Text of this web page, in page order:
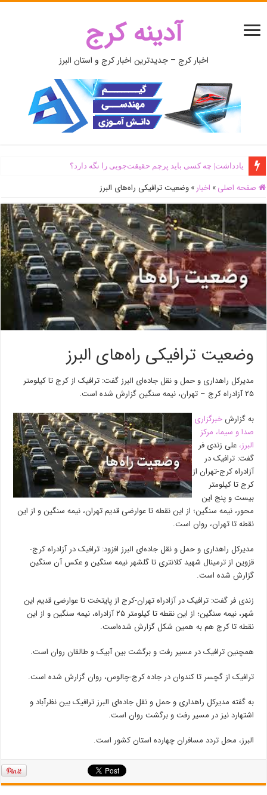
آدینه کرج
اخبار کرج – جدیدترین اخبار کرج و استان البرز
یادداشت| ‌چه کسی باید پرچم حقیقت‌جویی را نگه دارد؟
صفحه اصلی » اخبار » وضعیت ترافیکی راه‌های البرز
وضعیت ترافیکی راه‌های البرز
مدیرکل راهداری و حمل و نقل جاده‌ای البرز گفت: ترافیک از کرج تا کیلومتر
۲۵ آزادراه کرج – تهران، نیمه سنگین گزارش شده است.
به گزارشخبرگزاری
صدا و سیما، مرکز
البرز، علی زندی فر
گفت: ترافیک در
آزادراه کرج-تهران از
کرج تا کیلومتر
بیست و پنج این
محور، نیمه سنگین؛ از این نقطه تا عوارضی قدیم تهران، نیمه سنگین و از این
نقطه تا تهران، روان است.
مدیرکل راهداری و حمل و نقل جاده‌ای البرز افزود: ترافیک در آزادراه کرج-
قزوین از ترمینال شهید کلانتری تا گلشهر نیمه سنگین و عکس آن سنگین
گزارش شده است.
زندی فر گفت: ترافیک در آزادراه تهران-کرج از پایتخت تا عوارضی قدیم این
شهر، نیمه سنگین؛ از این نقطه تا کیلومتر ۲۵ آزادراه، نیمه سنگین و از این
نقطه تا کرج هم به همین شکل گزارش شده‌است.
همچنین ترافیک در مسیر رفت و برگشت بین آبیک و طالقان روان است.
ترافیک از گچسر تا کندوان در جاده کرج-چالوس، روان گزارش شده است.
به گفته مدیرکل راهداری و حمل و نقل جاده‌ای البرز ترافیک بین نظرآباد و
اشتهارد نیز در مسیر رفت و برگشت روان است.
البرز، محل تردد مسافران چهارده استان کشور است.